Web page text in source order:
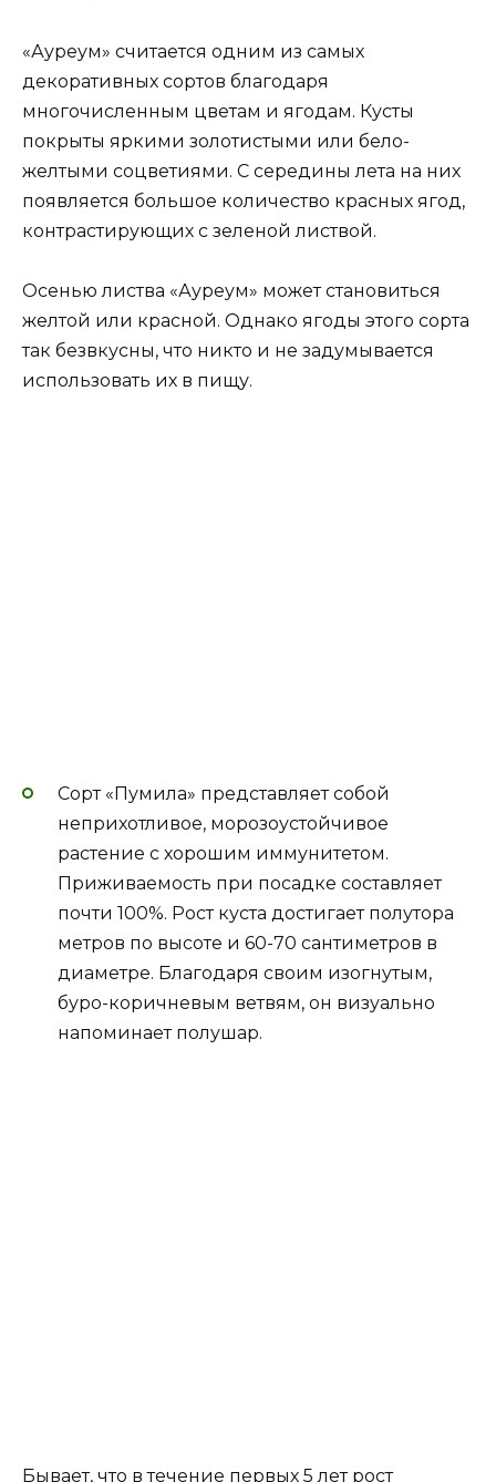
«Ауреум» считается одним из самых
декоративных сортов благодаря
многочисленным цветам и ягодам. Кусты
покрыты яркими золотистыми или бело-
желтыми соцветиями. С середины лета на них
появляется большое количество красных ягод,
контрастирующих с зеленой листвой.
Осенью листва «Ауреум» может становиться
желтой или красной. Однако ягоды этого сорта
так безвкусны, что никто и не задумывается
использовать их в пищу.
Сорт «Пумила» представляет собой
неприхотливое, морозоустойчивое
растение с хорошим иммунитетом.
Приживаемость при посадке составляет
почти 100%. Рост куста достигает полутора
метров по высоте и 60-70 сантиметров в
диаметре. Благодаря своим изогнутым,
буро-коричневым ветвям, он визуально
напоминает полушар.
Бывает, что в течение первых 5 лет рост